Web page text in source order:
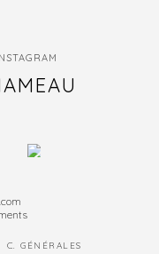
C. GÉNÉRALES